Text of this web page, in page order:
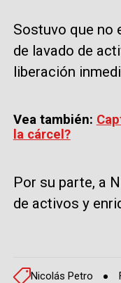
Sostuvo que no
de lavado de
liberación
Vea también:
la cárcel?
Por su parte, a
de activos y
Nicolás Petro